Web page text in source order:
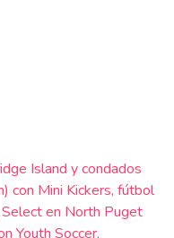
Island y condados
con Mini Kickers, fútbol
en North Puget
Youth Soccer,